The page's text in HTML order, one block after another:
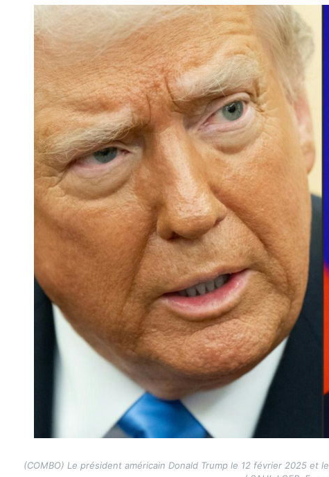
Image
(COMBO) Le président américain Donald Trump le 12 février 2025 et